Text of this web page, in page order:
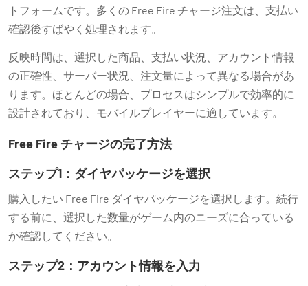
トフォームです。多くの Free Fire チャージ注文は、支払い
確認後すばやく処理されます。
反映時間は、選択した商品、支払い状況、アカウント情報
の正確性、サーバー状況、注文量によって異なる場合があ
ります。ほとんどの場合、プロセスはシンプルで効率的に
設計されており、モバイルプレイヤーに適しています。
Free Fire チャージの完了方法
ステップ1：ダイヤパッケージを選択
購入したい Free Fire ダイヤパッケージを選択します。続行
する前に、選択した数量がゲーム内のニーズに合っている
か確認してください。
ステップ2：アカウント情報を入力